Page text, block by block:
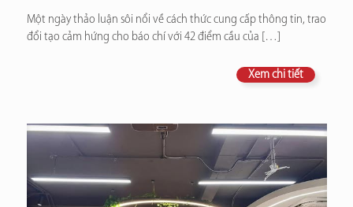
Một ngày thảo luận sôi nổi về cách thức cung cấp thông tin, trao
đổi tạo cảm hứng cho báo chí với 42 điểm cầu của […]
Xem chi tiết